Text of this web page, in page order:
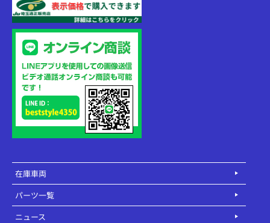
在庫車両
パーツ一覧
ニュース